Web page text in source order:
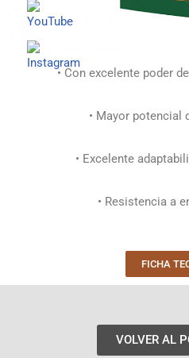
• Con excelente poder
• Mayor potencial
• Excelente
• Resistencia a
FICHA
VOLVER AL